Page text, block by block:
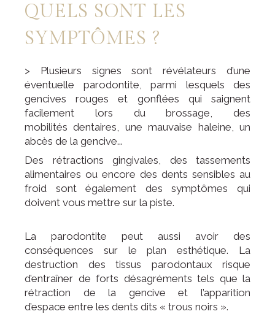
QUELS SONT LES
SYMPTÔMES ?
> Plusieurs signes sont révélateurs d’une
éventuelle parodontite, parmi lesquels des
gencives rouges et gonflées qui saignent
facilement lors du brossage, des
mobilités dentaires, une mauvaise haleine, un
abcès de la gencive...
Des rétractions gingivales, des tassements
alimentaires ou encore des dents sensibles au
froid sont également des symptômes qui
doivent vous mettre sur la piste.
La parodontite peut aussi avoir des
conséquences sur le plan esthétique. La
destruction des tissus parodontaux risque
d’entraîner de forts désagréments tels que la
rétraction de la gencive et l’apparition
d’espace entre les dents dits « trous noirs ».